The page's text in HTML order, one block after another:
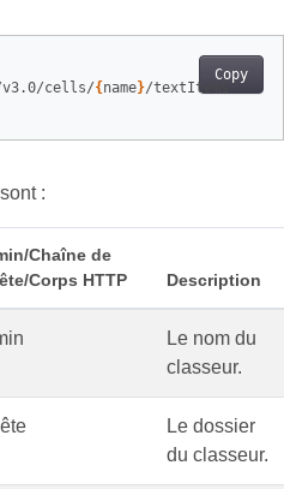
Copy
v3.0/cells/{ name}/textItems
:
Chaîne de
Corps HTTP
Description
Le nom du
classeur.
Le dossier
du classeur.